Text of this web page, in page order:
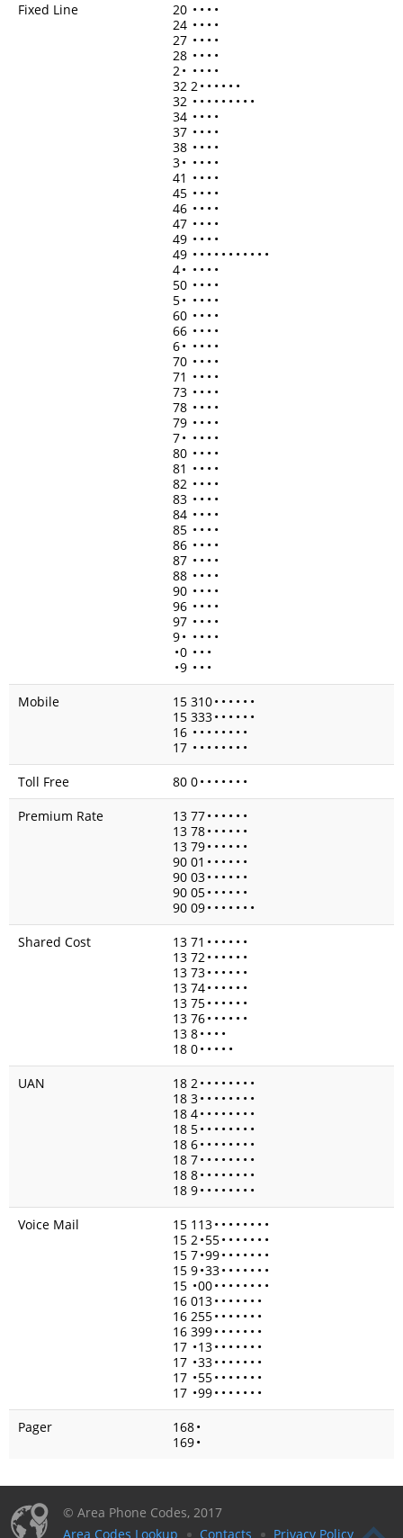
Fixed Line
20 • • • •
24 • • • •
27 • • • •
28 • • • •
2• • • • •
32 2• • • • • •
32 • • • • • • • • •
34 • • • •
37 • • • •
38 • • • •
3• • • • •
41 • • • •
45 • • • •
46 • • • •
47 • • • •
49 • • • •
49 • • • • • • • • • • •
4• • • • •
50 • • • •
5• • • • •
60 • • • •
66 • • • •
6• • • • •
70 • • • •
71 • • • •
73 • • • •
78 • • • •
79 • • • •
7• • • • •
80 • • • •
81 • • • •
82 • • • •
83 • • • •
84 • • • •
85 • • • •
86 • • • •
87 • • • •
88 • • • •
90 • • • •
96 • • • •
97 • • • •
9• • • • •
•0 • • •
•9 • • •
Mobile
15 310• • • • • •
15 333• • • • • •
16 • • • • • • • •
17 • • • • • • • •
Toll Free
80 0• • • • • • •
Premium Rate
13 77• • • • • •
13 78• • • • • •
13 79• • • • • •
90 01 • • • • • •
90 03• • • • • •
90 05• • • • • •
90 09• • • • • • •
Shared Cost
13 71 • • • • • •
13 72• • • • • •
13 73• • • • • •
13 74• • • • • •
13 75• • • • • •
13 76• • • • • •
13 8• • • •
18 0• • • • •
UAN
18 2• • • • • • • •
18 3• • • • • • • •
18 4• • • • • • • •
18 5• • • • • • • •
18 6• • • • • • • •
18 7• • • • • • • •
18 8• • • • • • • •
18 9• • • • • • • •
Voice Mail
15 113• • • • • • • •
15 2•55• • • • • • •
15 7•99• • • • • • •
15 9•33• • • • • • •
15 •00• • • • • • • •
16 013• • • • • • •
16 255• • • • • • •
16 399• • • • • • •
17 •13• • • • • • •
17 •33• • • • • • •
17 •55• • • • • • •
17 •99• • • • • • •
Pager
168•
169•
© Area Phone Codes, 2017
Area Codes Lookup
Contacts Privacy Policy